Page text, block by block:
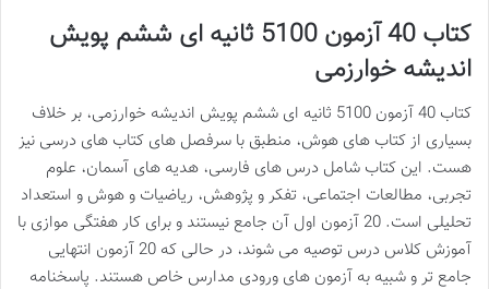
کتاب 40 آزمون 5100 ثانیه ای ششم پویش
اندیشه خوارزمی
کتاب 40 آزمون 5100 ثانیه ای ششم پویش اندیشه خوارزمی، بر خلاف
بسیاری از کتاب های هوش، منطبق با سرفصل های کتاب های درسی نیز
هست. این کتاب شامل درس های فارسی، هدیه های آسمان، علوم
تجربی، مطالعات اجتماعی، تفکر و پژوهش، ریاضیات و هوش و استعداد
تحلیلی است. 20 آزمون اول آن جامع نیستند و برای کار هفتگی موازی با
آموزش کلاس درس توصیه می شوند، در حالی که 20 آزمون انتهایی
جامع تر و شبیه به آزمون های ورودی مدارس خاص هستند. پاسخنامه